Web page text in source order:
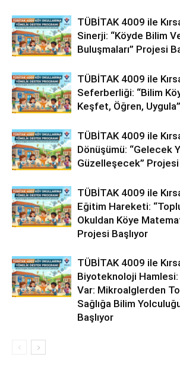
TÜBİTAK 4009 ile
Sinerji: “Köyde Bilim
Buluşmaları” Projesi
TÜBİTAK 4009 ile
Seferberliği: “Bilim
Keşfet, Öğren,
TÜBİTAK 4009 ile
Dönüşümü: “Gelecek
Güzelleşecek” Projesi
TÜBİTAK 4009 ile
Eğitim Hareketi:
Okuldan Köye
Projesi Başlıyor
TÜBİTAK 4009 ile
Biyoteknoloji Hamlesi:
Var: Mikroalglerden
Sağlığa Bilim
Başlıyor